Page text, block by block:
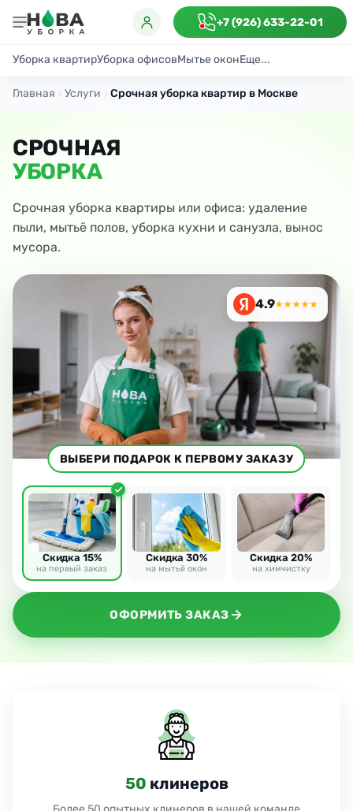
+7 (926) 633-22-01
Уборка квартирУборка офисовМытье оконЕще...
ГенеральнаяПоддерживающаяПосле ремонта
Главная Услуги Срочная уборка квартир в Москве
СРОЧНАЯ
УБОРКА
Срочная уборка квартиры или офиса: удаление
пыли, мытьё полов, уборка кухни и санузла, вынос
мусора.
ОФОРМИТЬ ЗАКАЗ
4.9★★★★★
ВЫБЕРИ ПОДАРОК К ПЕРВОМУ ЗАКАЗУ
Скидка 15%
на первый заказ
Скидка 30%
на мытьё окон
Скидка 20%
на химчистку
50 клинеров